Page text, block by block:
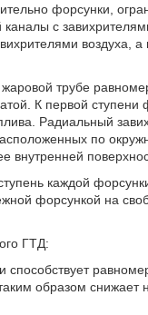
форсунки,
с
воздуха, а
трубе
К первой ступени
Радиальный
по
внутренней
каждой
форсункой на
ГТД:
способствует
образом снижает